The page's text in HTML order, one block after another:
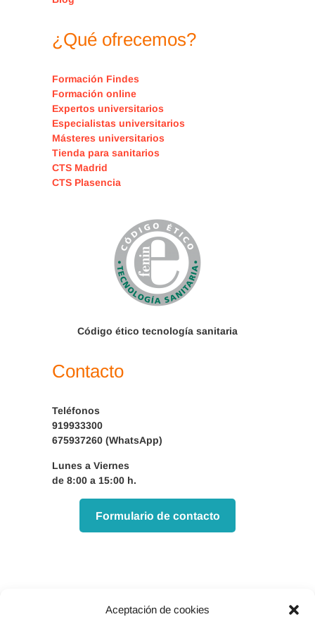
Aceptación de cookies
¿Qué ofrecemos?
Formación Findes
Formación online
Expertos universitarios
Especialistas universitarios
Másteres universitarios
Tienda para sanitarios
CTS Madrid
CTS Plasencia
Código ético tecnología sanitaria
Contacto
Teléfonos
919933300
675937260 (WhatsApp)
Lunes a Viernes
de 8:00 a 15:00 h.
Formulario de contacto
Facebook